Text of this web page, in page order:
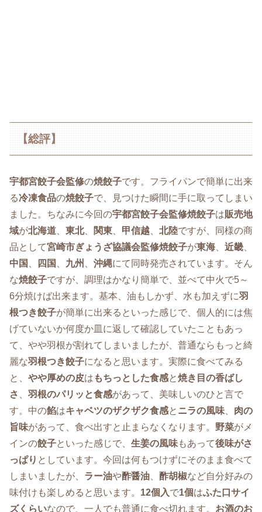
【総評】
宇都宮餃子会監修の焼餃子です。フライパンで簡単に出来
る冷凍食品の焼餃子で、見つけた瞬間に手に取ってしまい
ました。ちなみに今回の宇都宮餃子会監修焼餃子は販売地
域が北海道 東北、 関東 甲信越 北陸ですが、同様の商
品として宮崎市ぎょうざ協議会監修焼餃子が東海 近畿
中国
四国 九州 沖縄にて同時発売されています。そん
な焼餃子ですが、調理はかなり簡単で、並べて中火で5～
6分焼けば出来ます。基本、油もしかず、水も加えずに羽
根つき餃子が簡単に出来るといった感じで、個人的には焦
げていないか何度か皿に返して確認していたこともあっ
て、やや羽根が割れてしまいましたが、普通ならもっと綺
麗な羽根つき餃子になると思います。実際に食べてみる
と、 やや厚めの皮は もちっとした食感と焼き目の香ばし
さ
羽根のパリッと食感があって、美味しいのひと言で
す。中の餡はキャベツのザクザク食感と ニラの風味
肉の
旨味があって、食べ出すと止まらなくなります。 野菜がメ
インの餃子といった感じで、 生姜の風味もあって後味がさ
っぱり としています。今回は何もつけずにそのまま食べて
しまいましたが、 ラー油や酢醤油 酢胡椒など自分好みの
味付けも楽しめると思います。 12個入で1個はふた口サイ
ズくらいなので、一人でも普通に食べ切れます。 お酒のお